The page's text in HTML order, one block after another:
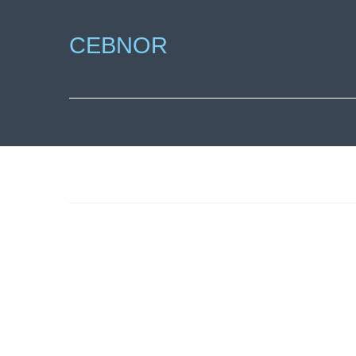
CEBNOR